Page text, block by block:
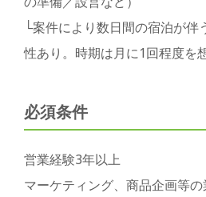
└案件により数日間の宿泊が伴
性あり。時期は月に1回程度を想
必須条件
営業経験3年以上
マーケティング、商品企画等